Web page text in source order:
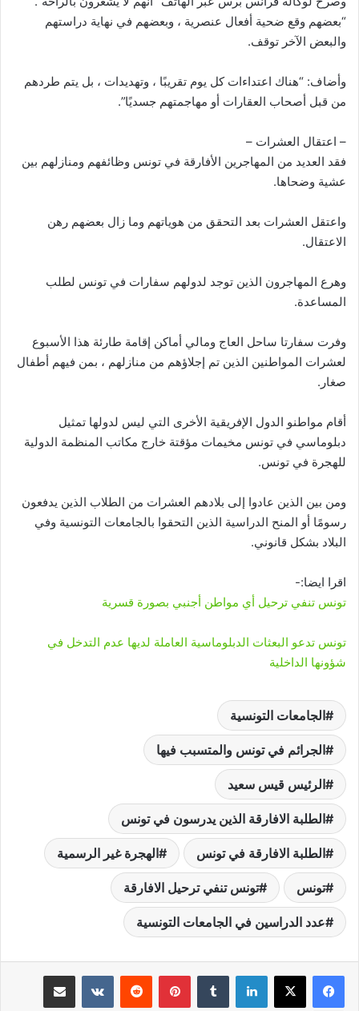
“بعضهم وقع ضحية أفعال عنصرية ، وبعضهم في نهاية دراستهم
والبعض الآخر توقف.
وأضاف: “هناك اعتداءات كل يوم تقريبًا ، وتهديدات ، بل يتم طردهم
من قبل أصحاب العقارات أو مهاجمتهم جسديًا”.
– اعتقال العشرات –
فقد العديد من المهاجرين الأفارقة في تونس وظائفهم ومنازلهم بين
عشية وضحاها.
واعتقل العشرات بعد التحقق من هوياتهم وما زال بعضهم رهن
الاعتقال.
وهرع المهاجرون الذين توجد لدولهم سفارات في تونس لطلب
المساعدة.
وفرت سفارتا ساحل العاج ومالي أماكن إقامة طارئة هذا الأسبوع
لعشرات المواطنين الذين تم إجلاؤهم من منازلهم ، بمن فيهم أطفال
صغار.
أقام مواطنو الدول الإفريقية الأخرى التي ليس لدولها تمثيل
دبلوماسي في تونس مخيمات مؤقتة خارج مكاتب المنظمة الدولية
للهجرة في تونس.
ومن بين الذين عادوا إلى بلادهم العشرات من الطلاب الذين يدفعون
رسومًا أو المنح الدراسية الذين التحقوا بالجامعات التونسية وفي
البلاد بشكل قانوني.
اقرا ايضا:-
تونس تنفي ترحيل أي مواطن أجنبي بصورة قسرية
تونس تدعو البعثات الدبلوماسية العاملة لديها عدم التدخل في
شؤونها الداخلية
الجامعات التونسية
الجرائم في تونس والمتسبب فيها
الرئيس قيس سعيد
الطلبة الافارقة الذين يدرسون في تونس
الطلبة الافارقة في تونس الهجرة غير الرسمية
تونس تونس تنفي ترحيل الافارقة
عدد الدراسين في الجامعات التونسية
لينكدإن بينتيريست